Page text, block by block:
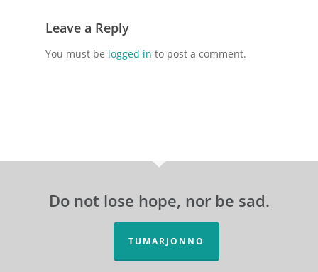
Leave a Reply
You must be logged in to post a comment.
Do not lose hope, nor be sad.
TUMARJONNO